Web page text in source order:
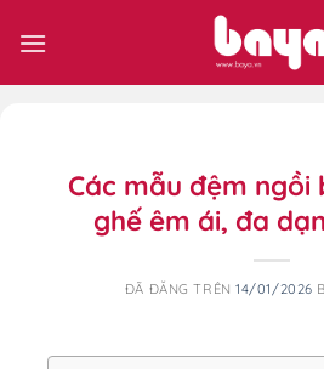
đến
Các mẫu đệm
ghế êm ái, đa
ĐÃ ĐĂNG TRÊN14/01/2026